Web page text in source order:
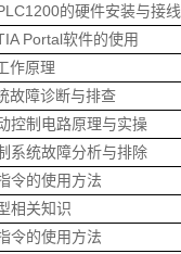
的硬件安装与接线
Portal软件的使用
作原理
故障诊断与排查
控制电路原理与实操
系统故障分析与排除
令的使用方法
相关知识
令的使用方法